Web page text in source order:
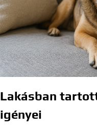
Lakásban
igényei